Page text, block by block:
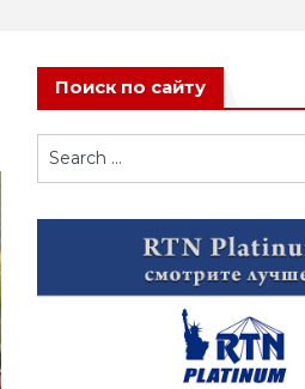
Поиск по сайту
Search
for: